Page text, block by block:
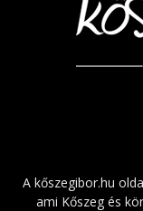
A kőszegibor.hu
ami Kőszeg és